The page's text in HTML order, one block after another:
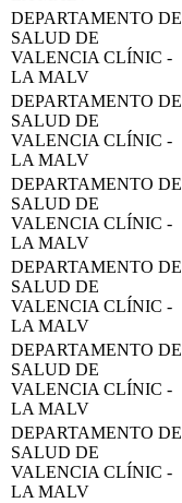
DEPARTAMENTO DE
SALUD DE
VALENCIA CLÍNIC -
LA MALV
DEPARTAMENTO DE
SALUD DE
VALENCIA CLÍNIC -
LA MALV
DEPARTAMENTO DE
SALUD DE
VALENCIA CLÍNIC -
LA MALV
DEPARTAMENTO DE
SALUD DE
VALENCIA CLÍNIC -
LA MALV
DEPARTAMENTO DE
SALUD DE
VALENCIA CLÍNIC -
LA MALV
DEPARTAMENTO DE
SALUD DE
VALENCIA CLÍNIC -
LA MALV